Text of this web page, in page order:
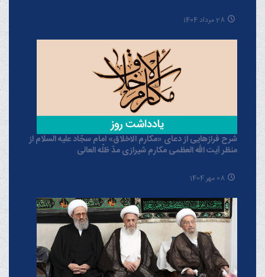
28 مرداد 1404
شرح فرازهایی از دعای «مکارم الاخلاق» امام سجّاد علیه السلام از
منظر آیت الله العظمی مکارم شیرازی مدّ ظلّه العالی
08 مهر 1404